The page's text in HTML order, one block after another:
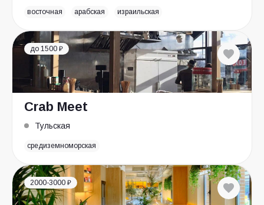
восточная арабская израильская
до 1500 ₽
Crab Meet
Тульская
средиземноморская
2000-3000 ₽